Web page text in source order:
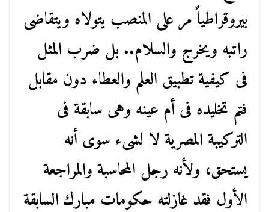
بيروقراطياً مر على المنصب يتولاه ويتقاضى
راتبه ويخرج والسلام.. بل ضرب المثل
فى كيفية تطبيق العلم والعطاء دون مقابل
فتم تخليده فى أم عينه وهى سابقة فى
التركيبة المصرية لا لشىء سوى أنه
يستحق، ولأنه رجل المحاسبة والمراجعة
الأول فقد غازلته حكومات مبارك السابقة